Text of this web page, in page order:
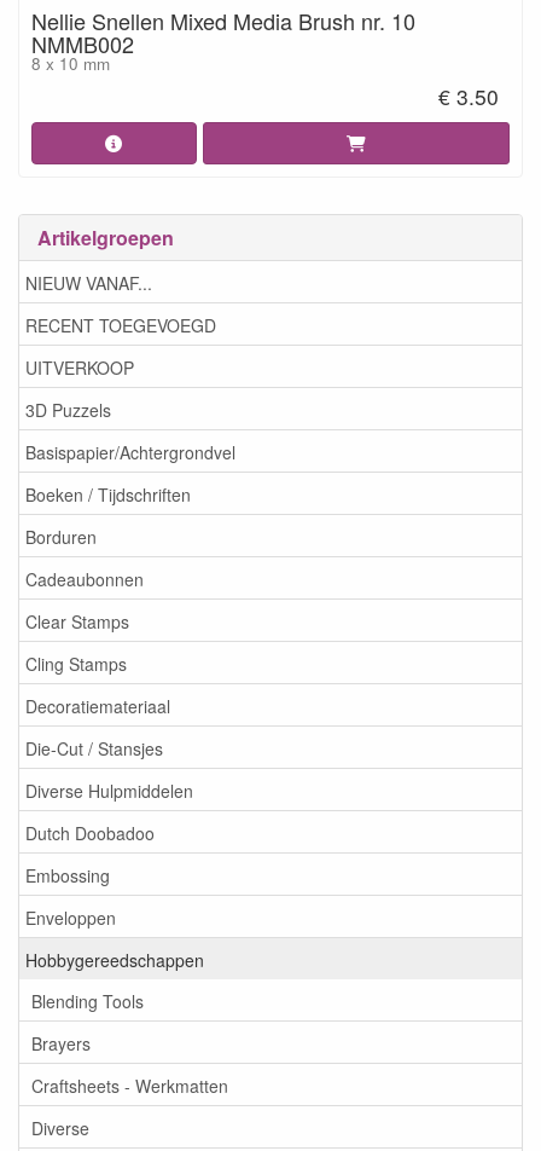
Artikelgroepen
NIEUW VANAF...
RECENT TOEGEVOEGD
UITVERKOOP
3D Puzzels
Basispapier/Achtergrondvel
Boeken / Tijdschriften
Borduren
Cadeaubonnen
Clear Stamps
Cling Stamps
Decoratiemateriaal
Die-Cut / Stansjes
Diverse Hulpmiddelen
Dutch Doobadoo
Embossing
Enveloppen
Hobbygereedschappen
Blending Tools
Brayers
Craftsheets - Werkmatten
Diverse
Nellie Snellen Mixed Media Brush nr. 10
NMMB002
8 x 10 mm
€ 3.50